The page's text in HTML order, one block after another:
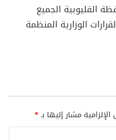
القليوبية الجميع
الوزارية المنظمة
مشار إليها بـ*